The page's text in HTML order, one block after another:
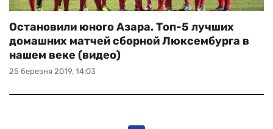
25 березня 2019, 14:03
Остановили юного Азара. Топ-5 лучших
домашних матчей сборной Люксембурга в
нашем веке (видео)